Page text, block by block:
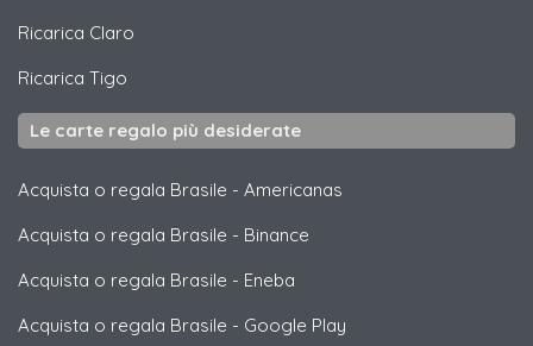
Ricarica Claro
Ricarica Tigo
Le carte regalo più desiderate
Acquista o regala Brasile - Americanas
Acquista o regala Brasile - Binance
Acquista o regala Brasile - Eneba
Acquista o regala Brasile - Google Play